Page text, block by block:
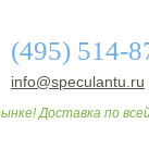
(495) 514-
info@speculantu.ru
Доставка по